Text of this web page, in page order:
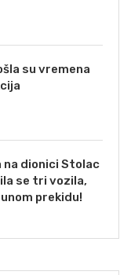
su vremena
na dionici Stolac
se tri vozila,
prekidu!